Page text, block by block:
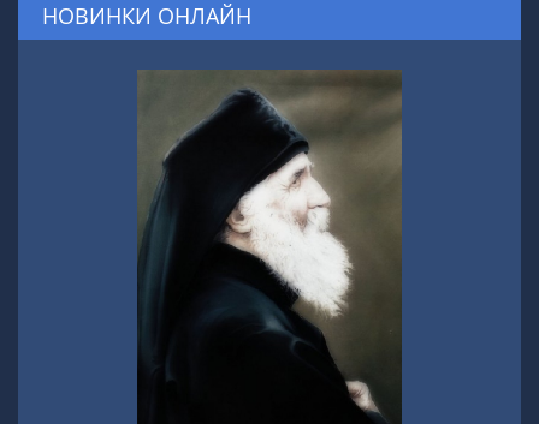
НОВИНКИ ОНЛАЙН